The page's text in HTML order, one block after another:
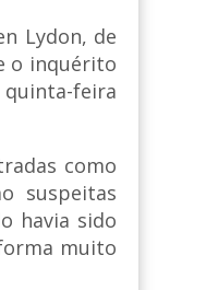
Lydon, de
o inquérito
feira
como
suspeitas
havia sido
muito